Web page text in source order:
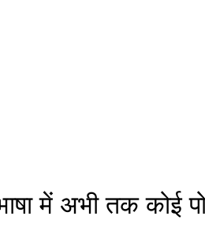
में अभी तक कोई